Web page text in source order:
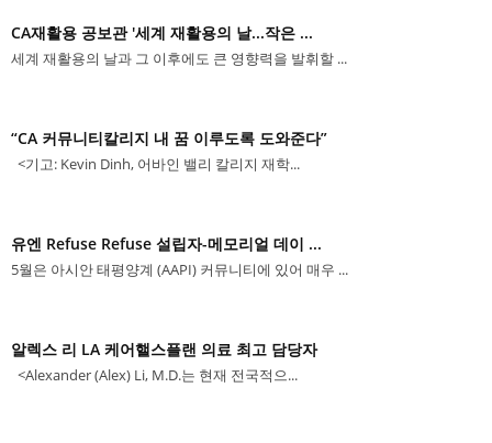
CA재활용 공보관 '세계 재활용의 날...작은 ...
세계 재활용의 날과 그 이후에도 큰 영향력을 발휘할 ...
“CA 커뮤니티칼리지 내 꿈 이루도록 도와준다”
<기고: Kevin Dinh, 어바인 밸리 칼리지 재학...
유엔 Refuse Refuse 설립자-메모리얼 데이 ...
5월은 아시안 태평양계 (AAPI) 커뮤니티에 있어 매우 ...
알렉스 리 LA 케어핼스플랜 의료 최고 담당자
<Alexander (Alex) Li, M.D.는 현재 전국적으...